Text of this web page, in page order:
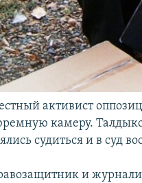
активист
камеру.
судиться и в суд
и